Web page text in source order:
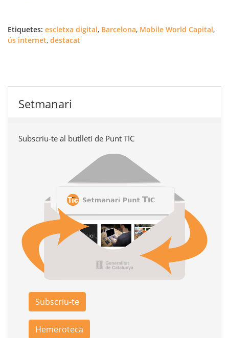
Etiquetes: escletxa digital, Barcelona, Mobile World Capital,
ús internet, destacat
Setmanari
Subscriu-te al butlletí de Punt TIC
Subscriu-te
Hemeroteca